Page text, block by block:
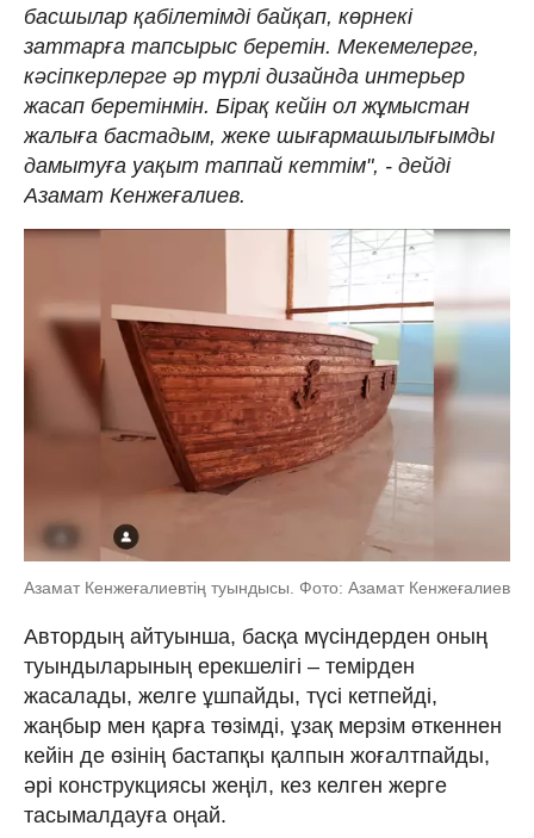
басшылар қабілетімді байқап, көрнекі
заттарға тапсырыс беретін. Мекемелерге,
кәсіпкерлерге әр түрлі дизайнда интерьер
жасап беретінмін. Бірақ кейін ол жұмыстан
жалыға бастадым, жеке шығармашылығымды
дамытуға уақыт таппай кеттім", - дейді
Азамат Кенжеғалиев.
Азамат Кенжеғалиевтің туындысы. Фото: Азамат Кенжеғалиев
Автордың айтуынша, басқа мүсіндерден оның
туындыларының ерекшелігі – темірден
жасалады, желге ұшпайды, түсі кетпейді,
жаңбыр мен қарға төзімді, ұзақ мерзім өткеннен
кейін де өзінің бастапқы қалпын жоғалтпайды,
әрі конструкциясы жеңіл, кез келген жерге
тасымалдауға оңай.